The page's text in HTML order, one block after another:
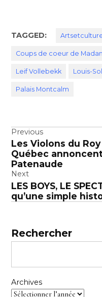
TAGGED:
Coups de coeur de
Leif Vollebekk Louis-
Palais Montcalm
Navigation
de
l’article
Previous
Les Violons du
Québec
Patenaude
Next
LES BOYS, LE
qu’une simple
Rechercher
Archives